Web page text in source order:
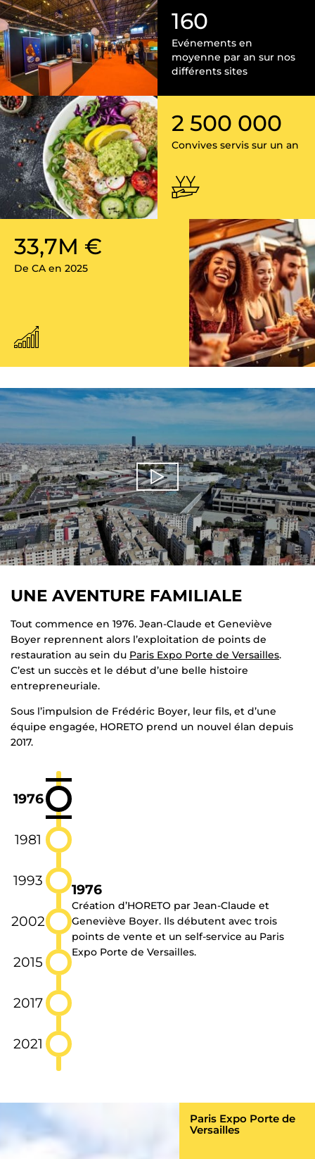
160
Evénements en
moyenne par an sur nos
différents sites
2 500 000
Convives servis sur un an
33,7M €
De CA en 2025
UNE AVENTURE FAMILIALE
Tout commence en 1976. Jean-Claude et Geneviève
Boyer reprennent alors l’exploitation de points de
restauration au sein du Paris Expo Porte de Versailles.
C’est un succès et le début d’une belle histoire
entrepreneuriale.
Sous l’impulsion de Frédéric Boyer, leur fils, et d’une
équipe engagée, HORETO prend un nouvel élan depuis
2017.
1976
1981
1993
2002
2015
2017
2021
1976
Création d’HORETO par Jean-Claude et
Geneviève Boyer. Ils débutent avec trois
points de vente et un self-service au Paris
Expo Porte de Versailles.
Paris Expo Porte de
Versailles